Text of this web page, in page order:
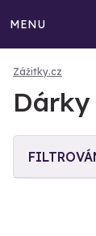
MENU
Zážitky.cz
Dárky